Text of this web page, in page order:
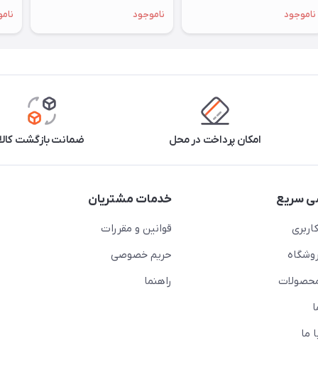
ناموجود ناموجود
امکان پرداخت در محل ضمانت بازگشت کالا
سریع
ما
خدمات مشتریان
قوانین و مقررات
حریم خصوصی
راهنما